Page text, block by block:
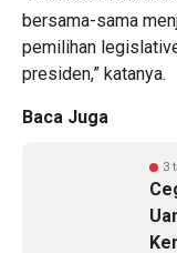
bersama-sama
pemilihan
presiden,” katanya.
Baca Juga
3